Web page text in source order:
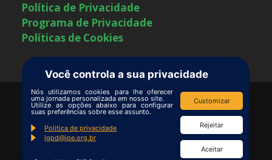
Política de Privacidade
Programa de Privacidade
Políticas de Cookies
Termos de Uso|Contate-nos
Copyright © Ipê – Instituto de Pesquisas
Email:
rede.lira@ipe.org.br
Você controla a sua privacidade
Nós utilizamos cookies para lhe oferecer
uma jornada personalizada em nosso site.
Utilize as opções abaixo para configurar
suas preferências sobre esse assunto.
Politica de privacidade
lgpd@ipe.org.br
Customizar
Rejeitar
Aceitar